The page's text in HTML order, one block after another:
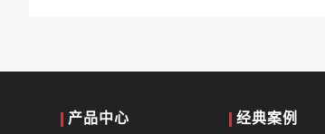
产品中心 经典案例